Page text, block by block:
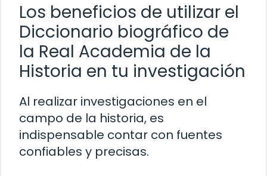
Los beneficios de utilizar el
Diccionario biográfico de
la Real Academia de la
Historia en tu investigación
Al realizar investigaciones en el
campo de la historia, es
indispensable contar con fuentes
confiables y precisas.